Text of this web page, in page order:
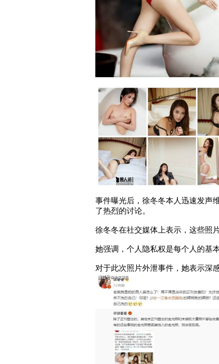
事件曝光后，徐冬冬本人迅速发声
了热烈的讨论。
徐冬冬在社交媒体上表示，这些照
她强调，个人隐私权是每个人的基
对于此次照片外泄事件，她表示深